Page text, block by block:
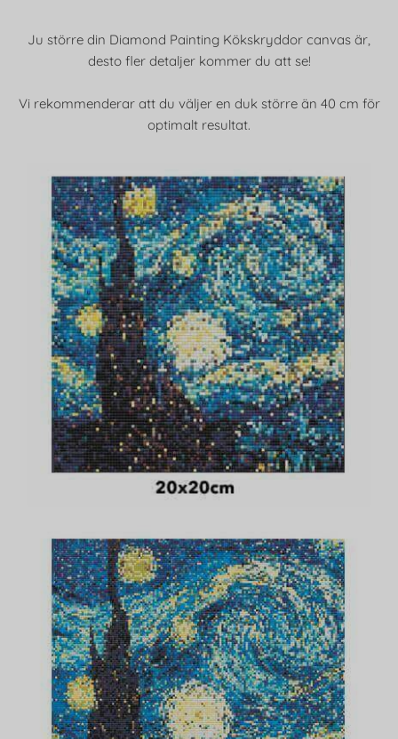
Ju större din Diamond Painting Kökskryddor canvas är,
desto fler detaljer kommer du att se!
Vi rekommenderar att du väljer en duk större än 40 cm för
optimalt resultat.